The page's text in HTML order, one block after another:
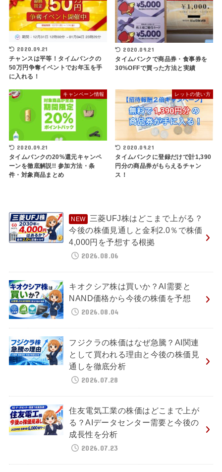
2020.09.21
チャンスは平等！タイムバンクの
50万円争奪イベントでお年玉を手
に入れる！
2020.09.21
タイムバンクで商品券・食事券を
30%OFFで買った方法と実績
キャンペーン情報
2020.09.21
タイムバンクの20%還元キャンペ
ーンを徹底解説!! 参加方法・条
件・対象商品まとめ
レットの使い方
2020.09.21
タイムバンクに登録だけで計1,390
円分の商品券がもらえるチャン
ス！
三菱UFJ株はどこまで上がる？
今後の株価見通しと金利2.0％で株価
4,000円を予想する根拠
2026.08.06
キオクシア株は買いか？AI需要と
NAND価格から今後の株価を予想
2026.08.04
フジクラの株価はなぜ急騰？AI関連
として買われる理由と今後の株価見
通しを徹底分析
2026.07.28
住友電気工業の株価はどこまで上が
る？AIデータセンター需要と今後の
成長性を分析
2026.07.23